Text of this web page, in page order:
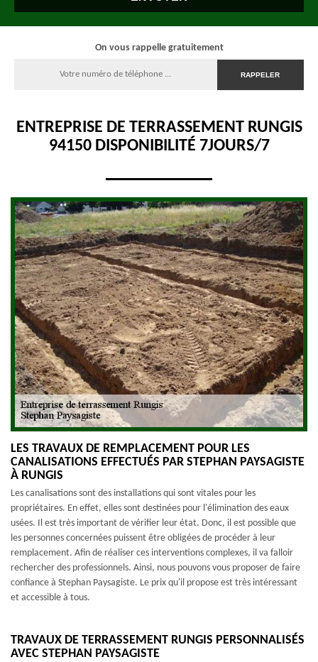
On vous rappelle gratuitement
ENTREPRISE DE TERRASSEMENT RUNGIS
94150 DISPONIBILITÉ 7JOURS/7
LES TRAVAUX DE REMPLACEMENT POUR LES
CANALISATIONS EFFECTUÉS PAR STEPHAN PAYSAGISTE
À RUNGIS
Les canalisations sont des installations qui sont vitales pour les
propriétaires. En effet, elles sont destinées pour l'élimination des eaux
usées. Il est très important de vérifier leur état. Donc, il est possible que
les personnes concernées puissent être obligées de procéder à leur
remplacement. Afin de réaliser ces interventions complexes, il va falloir
rechercher des professionnels. Ainsi, nous pouvons vous proposer de faire
confiance à Stephan Paysagiste. Le prix qu'il propose est très intéressant
et accessible à tous.
TRAVAUX DE TERRASSEMENT RUNGIS PERSONNALISÉS
AVEC STEPHAN PAYSAGISTE